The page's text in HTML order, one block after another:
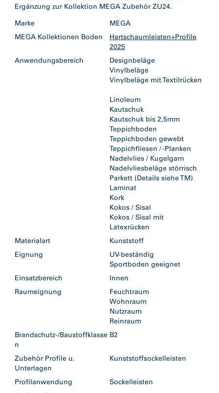
Ergänzung zur Kollektion MEGA Zubehör ZU24.
Marke
MEGA
MEGA Kollektionen Boden
Hartschaumleisten+Profile
2025
Anwendungsbereich
Designbeläge
Vinylbeläge
Vinylbeläge mit Textilrücken
Linoleum
Kautschuk
Kautschuk bis 2,5mm
Teppichboden
Teppichboden gewebt
Teppichfliesen / -Planken
Nadelvlies / Kugelgarn
Nadelvliesbeläge störrisch
Parkett (Details siehe TM)
Laminat
Kork
Kokos / Sisal
Kokos / Sisal mit
Latexrücken
Materialart
Kunststoff
Eignung
UV-beständig
Sportboden geeignet
Einsatzbereich
Innen
Raumeignung
Feuchtraum
Wohnraum
Nutzraum
Reinraum
Brandschutz-/Baustoffklasse
n
B2
Zubehör Profile u.
Unterlagen
Kunststoffsockelleisten
Profilanwendung
Sockelleisten